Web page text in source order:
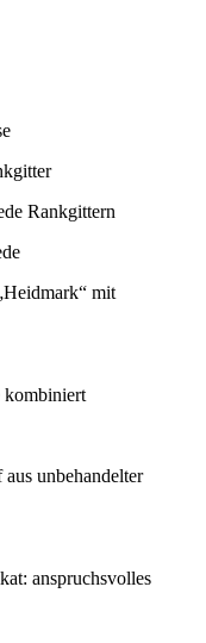
Rankgittern
mit
kombiniert
unbehandelter
anspruchsvolles